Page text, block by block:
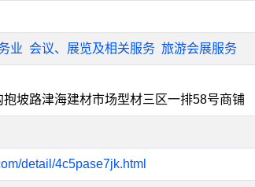
业 会议、展览及相关服务 旅游会展服务
坡路津海建材市场型材三区一排58号商铺
detail/4c5pase7jk.html